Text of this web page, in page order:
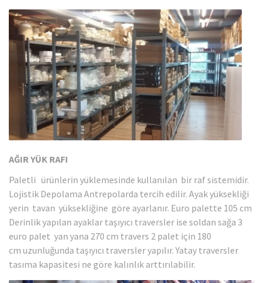
AĞIR YÜK RAFI
Paletli ürünlerin yüklemesinde kullanılan bir raf sistemidir.
Lojistik Depolama Antrepolarda tercih edilir. Ayak yüksekliği
yerin tavan yüksekliğine göre ayarlanır. Euro palette 105 cm
Derinlik yapılan ayaklar taşıyıcı traversler ise soldan sağa 3
euro palet yan yana 270 cm travers 2 palet için 180
cm uzunluğunda taşıyıcı traversler yapılır. Yatay traversler
tasıma kapasitesi ne göre kalınlık arttırılabilir.